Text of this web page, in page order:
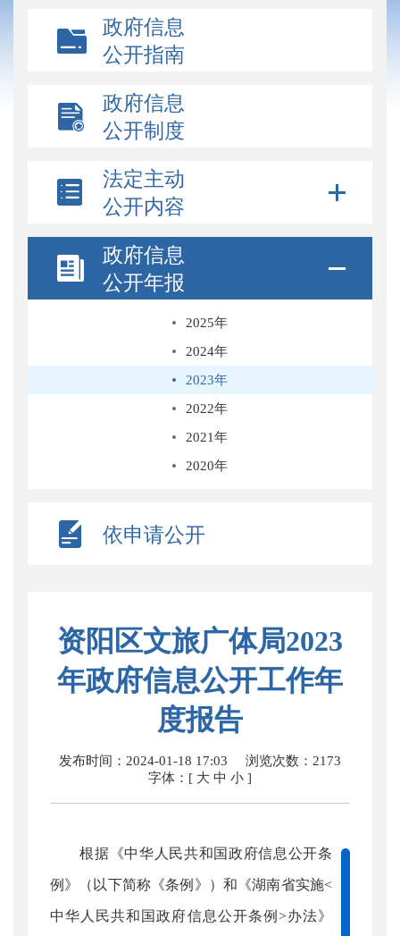
政府信息
公开指南
政府信息
公开制度
法定主动
公开内容
政府信息
公开年报
2025年
2024年
2023年
2022年
2021年
2020年
依申请公开
资阳区文旅广体局2023
年政府信息公开工作年
度报告
发布时间：2024-01-18 17:03 浏览次数： 2173
字体：[ 大 中 小 ]
根据《中华人民共和国政府信息公开条
例》（以下简称《条例》）和《湖南省实施<
中华人民共和国政府信息公开条例>办法》